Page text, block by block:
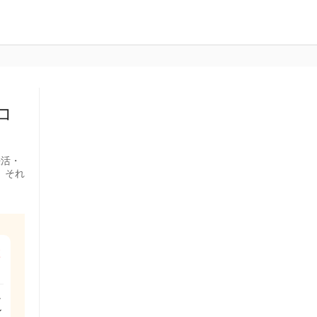
・
それ